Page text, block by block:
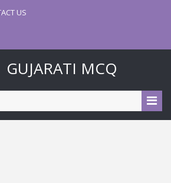
US
GUJARATI MCQ